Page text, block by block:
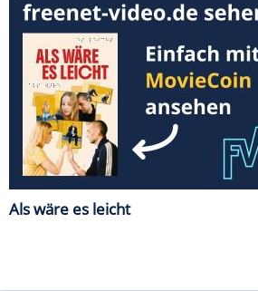
Als wäre es leicht